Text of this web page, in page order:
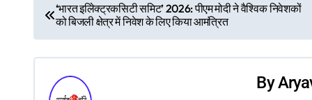
o
s
‘भारत इलेिक्ट्रकसिटी समिट’ 2026: पीएम मोदी ने वैश्विक निवेशकों
को बिजली क्षेत्र में निवेश के लिए किया आमंत्रित
By